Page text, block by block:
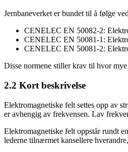
Jernbaneverket er bundet til å følge
CENELEC EN 50082-2:
CENELEC EN 50081-1:
CENELEC EN 50081-2:
Disse normene stiller krav til hvor
2.2 Kort beskrivelse
Elektromagnetiske felt settes opp av
er avhengig av frekvensen. Lav
Elektromagnetiske felt oppstår rundt
lederne tilnærmet kansellere